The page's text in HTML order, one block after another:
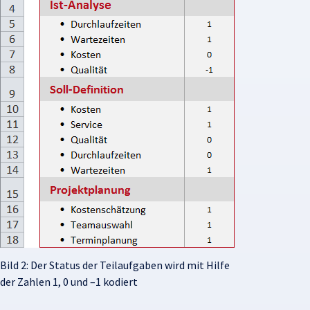
Bild 2: Der Status der Teilaufgaben wird mit Hilfe
der Zahlen 1, 0 und –1 kodiert